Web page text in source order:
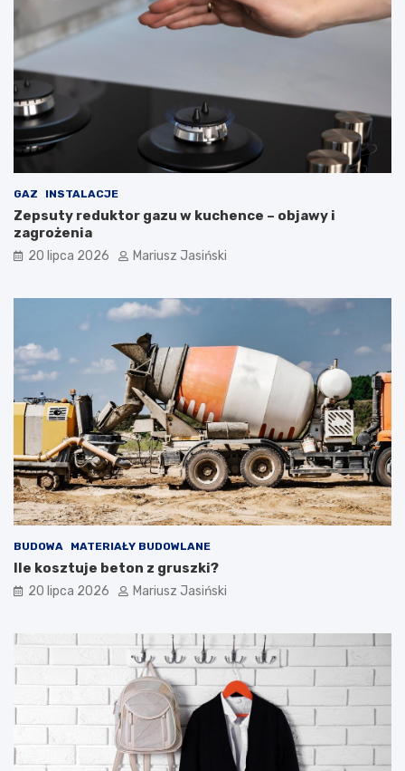
GAZ INSTALACJE
Zepsuty reduktor gazu w kuchence – objawy i
zagrożenia
20 lipca 2026 Mariusz Jasiński
BUDOWA MATERIAŁY BUDOWLANE
Ile kosztuje beton z gruszki?
20 lipca 2026 Mariusz Jasiński